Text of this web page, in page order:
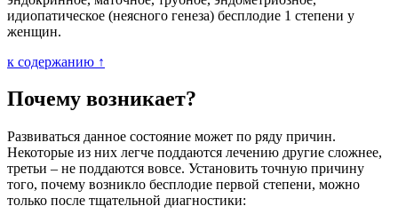
идиопатическое (неясного генеза) бесплодие 1 степени у
женщин.
к содержанию ↑
Почему возникает?
Развиваться данное состояние может по ряду причин.
Некоторые из них легче поддаются лечению другие сложнее,
третьи – не поддаются вовсе. Установить точную причину
того, почему возникло бесплодие первой степени, можно
только после тщательной диагностики: